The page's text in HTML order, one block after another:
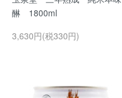
醂 1800ml
3,630円(税330円)